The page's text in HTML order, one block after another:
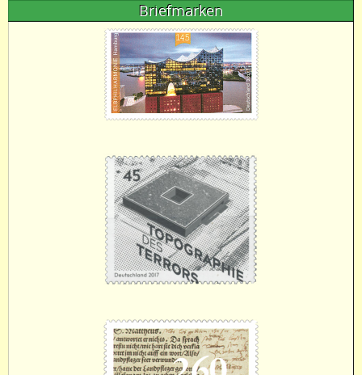
Briefmarken